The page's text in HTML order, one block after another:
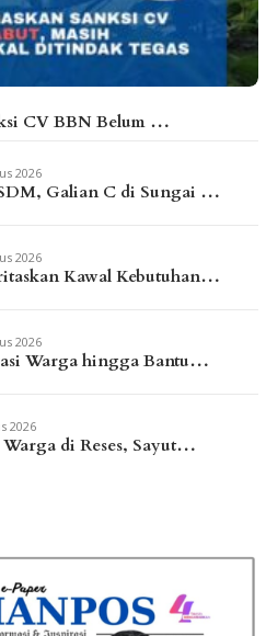
CV BBN Belum …
2026
Galian C di Sungai …
2026
Kawal Kebutuhan…
2026
Warga hingga Bantu…
2026
di Reses, Sayut…